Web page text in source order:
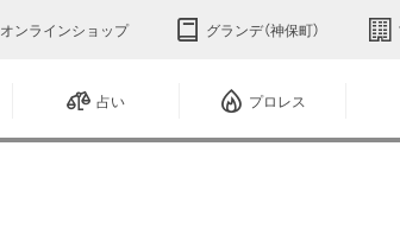
オンラインショップ グランデ（神保町）
占い プロレス